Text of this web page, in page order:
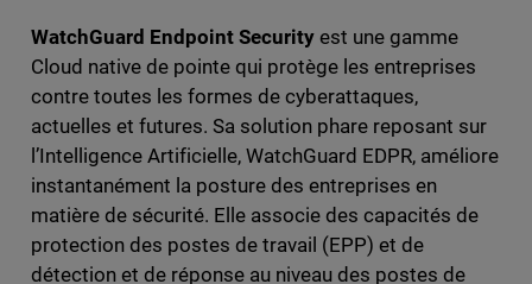
WatchGuard Endpoint Securityest une gamme
Cloud native de pointe qui protège les entreprises
contre toutes les formes de cyberattaques,
actuelles et futures. Sa solution phare reposant sur
l’Intelligence Artificielle, WatchGuard EDPR, améliore
instantanément la posture des entreprises en
matière de sécurité. Elle associe des capacités de
protection des postes de travail (EPP) et de
détection et de réponse au niveau des postes de